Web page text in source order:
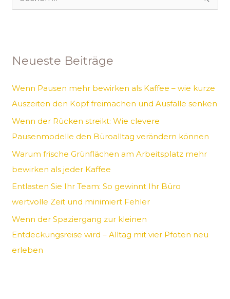
e
n
a
c
h
:
Neueste Beiträge
Wenn Pausen mehr bewirken als Kaffee – wie kurze
Auszeiten den Kopf freimachen und Ausfälle senken
Wenn der Rücken streikt: Wie clevere
Pausenmodelle den Büroalltag verändern können
Warum frische Grünflächen am Arbeitsplatz mehr
bewirken als jeder Kaffee
Entlasten Sie Ihr Team: So gewinnt Ihr Büro
wertvolle Zeit und minimiert Fehler
Wenn der Spaziergang zur kleinen
Entdeckungsreise wird – Alltag mit vier Pfoten neu
erleben